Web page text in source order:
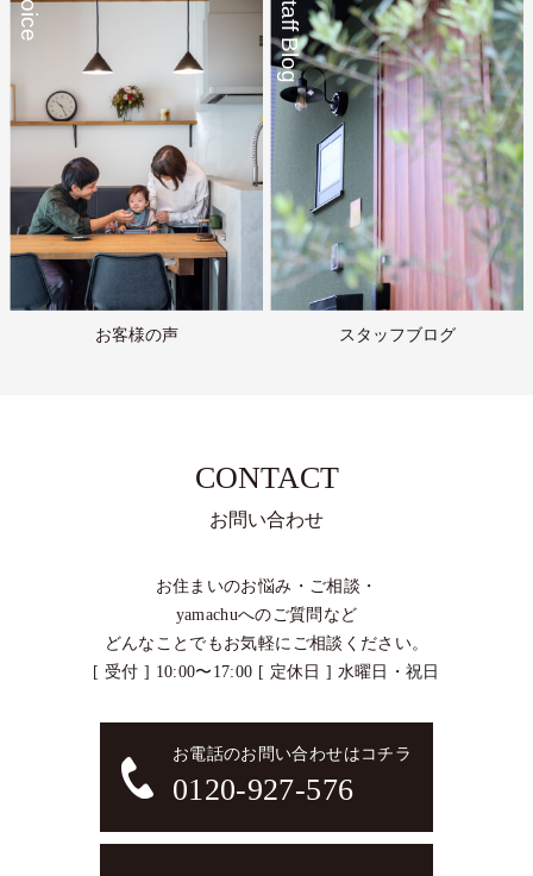
Voice
お客様の声
Staff Blog
スタッフブログ
CONTACT
お問い合わせ
お住まいのお悩み・ご相談・
yamachuへのご質問など
どんなことでもお気軽にご相談ください。
[ 受付 ] 10:00〜17:00 [ 定休日 ] 水曜日・祝日
お電話のお問い合わせはコチラ
0120-927-576